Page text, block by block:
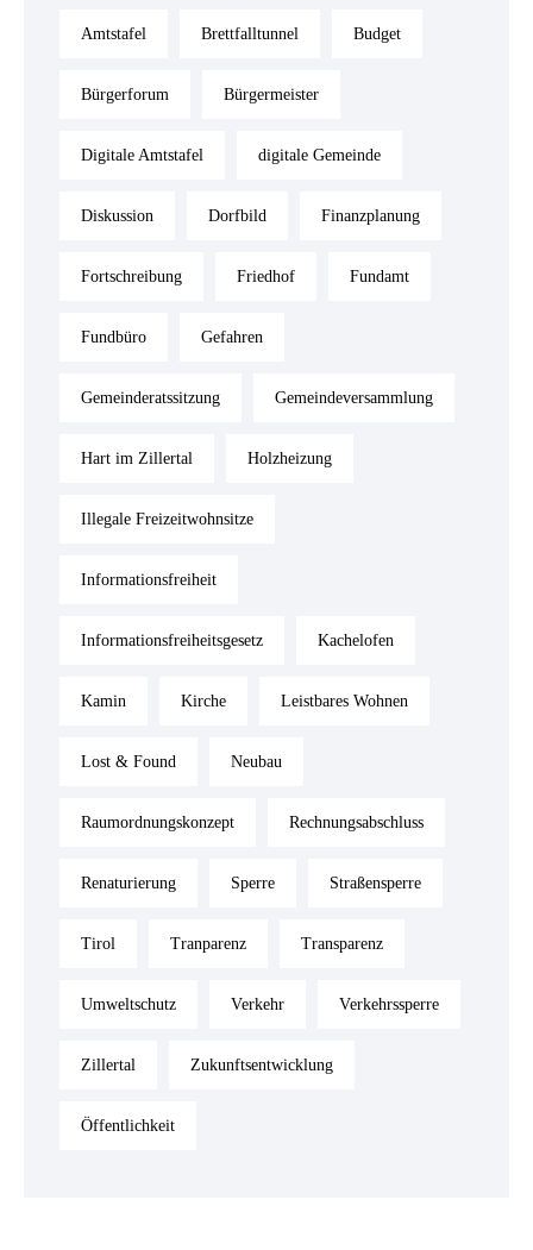
Amtstafel Brettfalltunnel Budget
Bürgerforum Bürgermeister
Digitale Amtstafel digitale Gemeinde
Diskussion Dorfbild Finanzplanung
Fortschreibung Friedhof Fundamt
Fundbüro Gefahren
Gemeinderatssitzung Gemeindeversammlung
Hart im Zillertal Holzheizung
Illegale Freizeitwohnsitze
Informationsfreiheit
Informationsfreiheitsgesetz Kachelofen
Kamin Kirche Leistbares Wohnen
Lost & Found Neubau
Raumordnungskonzept Rechnungsabschluss
Renaturierung Sperre Straßensperre
Tirol Tranparenz Transparenz
Umweltschutz Verkehr Verkehrssperre
Zillertal Zukunftsentwicklung
Öffentlichkeit